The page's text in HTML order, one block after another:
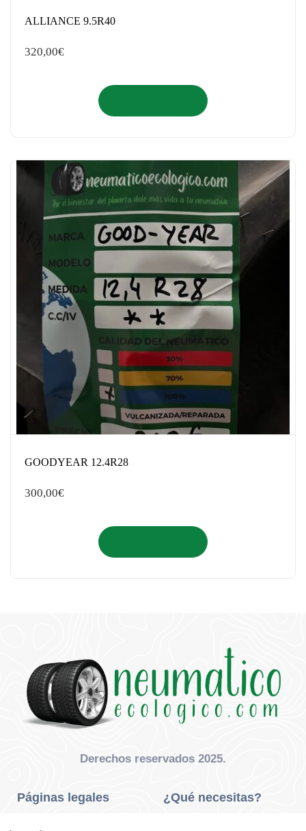
ALLIANCE 9.5R40
320,00€
GOODYEAR 12.4R28
300,00€
Derechos reservados 2025.
Páginas legales ¿Qué necesitas?